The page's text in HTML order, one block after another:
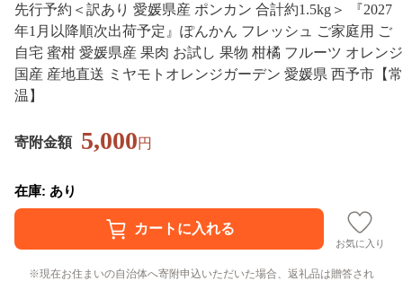
先行予約＜訳あり 愛媛県産 ポンカン 合計約1.5kg＞ 『2027
年1月以降順次出荷予定』ぽんかん フレッシュ ご家庭用 ご
自宅 蜜柑 愛媛県産 果肉 お試し 果物 柑橘 フルーツ オレンジ
国産 産地直送 ミヤモトオレンジガーデン 愛媛県 西予市【常
温】
寄附金額 5,000円
在庫: あり
お気に入り
現在お住まいの自治体へ寄附申込いただいた場合、返礼品は贈答され